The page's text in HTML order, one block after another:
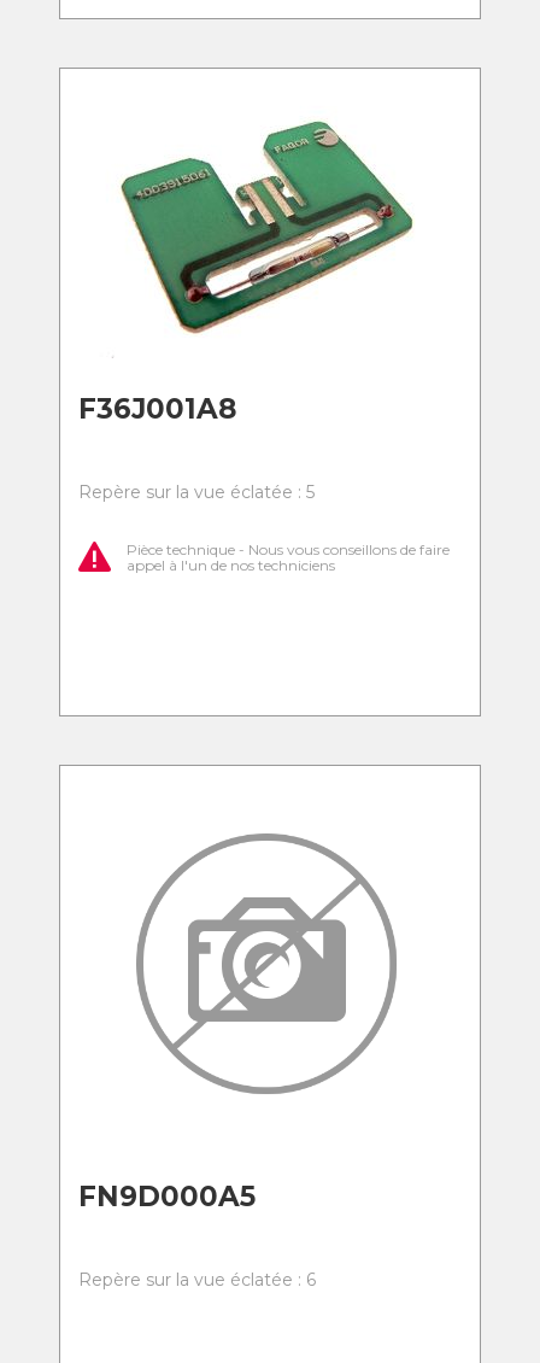
F36J001A8
Repère sur la vue éclatée : 5
Pièce technique - Nous vous conseillons de faire
appel à l'un de nos techniciens
FN9D000A5
Repère sur la vue éclatée : 6